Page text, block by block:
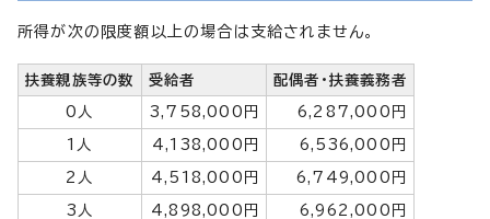
所得が次の限度額以上の場合は支給されません。
扶養親族等の数 受給者 配偶者・扶養義務者
0人 3,758,000円 6,287,000円
1人 4,138,000円 6,536,000円
2人 4,518,000円 6,749,000円
3人 4,898,000円 6,962,000円